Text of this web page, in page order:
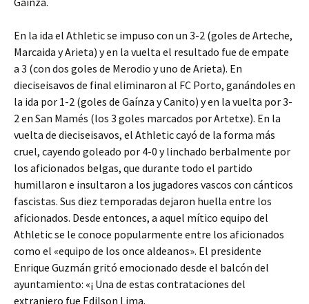
En la ida el Athletic se impuso con un 3-2 (goles de Arteche,
Marcaida y Arieta) y en la vuelta el resultado fue de empate
a 3 (con dos goles de Merodio y uno de Arieta). En
dieciseisavos de final eliminaron al FC Porto, ganándoles en
la ida por 1-2 (goles de Gaínza y Canito) y en la vuelta por 3-
2 en San Mamés (los 3 goles marcados por Artetxe). En la
vuelta de dieciseisavos, el Athletic cayó de la forma más
cruel, cayendo goleado por 4-0 y linchado berbalmente por
los aficionados belgas, que durante todo el partido
humillaron e insultaron a los jugadores vascos con cánticos
fascistas. Sus diez temporadas dejaron huella entre los
aficionados. Desde entonces, a aquel mítico equipo del
Athletic se le conoce popularmente entre los aficionados
como el «equipo de los once aldeanos». El presidente
Enrique Guzmán gritó emocionado desde el balcón del
ayuntamiento: «¡ Una de estas contrataciones del
extranjero fue Edilson Lima.